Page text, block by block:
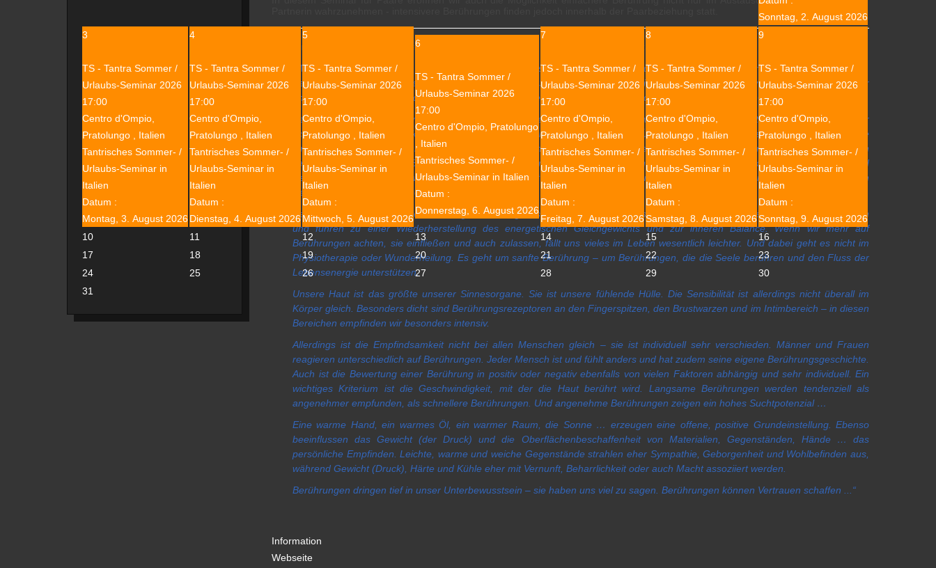
Sonntag, 2. August 2026
3
TS - Tantra Sommer /
Urlaubs-Seminar 2026
17:00
Centro d'Ompio,
Pratolungo , Italien
Tantrisches Sommer- /
Urlaubs-Seminar in
Italien
Datum :
Montag, 3. August 2026
4
TS - Tantra Sommer /
Urlaubs-Seminar 2026
17:00
Centro d'Ompio,
Pratolungo , Italien
Tantrisches Sommer- /
Urlaubs-Seminar in
Italien
Datum :
Dienstag, 4. August 2026
5
TS - Tantra Sommer /
Urlaubs-Seminar 2026
17:00
Centro d'Ompio,
Pratolungo , Italien
Tantrisches Sommer- /
Urlaubs-Seminar in
Italien
Datum :
Mittwoch, 5. August 2026
6
TS - Tantra Sommer /
Urlaubs-Seminar 2026
17:00
Centro d'Ompio, Pratolungo
, Italien
Tantrisches Sommer- /
Urlaubs-Seminar in Italien
Datum :
Donnerstag, 6. August 2026
7
TS - Tantra Sommer /
Urlaubs-Seminar 2026
17:00
Centro d'Ompio,
Pratolungo , Italien
Tantrisches Sommer- /
Urlaubs-Seminar in
Italien
Datum :
Freitag, 7. August 2026
8
TS - Tantra Sommer /
Urlaubs-Seminar 2026
17:00
Centro d'Ompio,
Pratolungo , Italien
Tantrisches Sommer- /
Urlaubs-Seminar in
Italien
Datum :
Samstag, 8. August 2026
9
TS - Tantra Sommer /
Urlaubs-Seminar 2026
17:00
Centro d'Ompio,
Pratolungo , Italien
Tantrisches Sommer- /
Urlaubs-Seminar in
Italien
Datum :
Sonntag, 9. August 2026
10
11 12 13 14 15
16
17
18 19 20 21 22
23
24
25 26 27 28 29
30
31
Zur Anregung einige Passagen aus:
„Wir alle brauchen Halt im Leben. Dieser Halt gibt uns Geborgenheit. Und nur wer berührt wird, kann auch gehalten werden.
Berührungen geben uns Halt in der Unendlichkeit des Seins – wir brauchen sie wie die Luft zum Atmen – sie sind die Basis für
unser seelisches Wohlbefinden. Es gibt keinen Menschen, der das Bedürfnis nach körperlicher Nähe und Geborgenheit nicht hat.
Berührung ist die erste Sprache, die wir lernen und sie bietet uns eine Fülle von Ausdrucksmöglichkeiten, die beim Gegenüber
schneller und intensiver ankommen, als jede andere Form der Verständigung. Über Berührung vermittelte Botschaften haben eine
direkte Wirkung – und während sich Gefühle nicht immer leicht in Worte fassen lassen, transportiert eine Berührung Emotionen
sehr zuverlässig. Und weil Berührungen an Bereichen unserer Seele rühren können, zu denen wir sonst kaum Zugang finden, sind
sie sehr mächtig. Oft sind wir uns dessen nicht bewusst – und deshalb treffen uns Gefühle, die durch Berührungen hervorgerufen
werden, oft völlig überraschend.
Berührungen wecken die Lebensenergie und bringen sie in Bewegung, in Fluss. Berührungen regen die Selbstheilungskräfte an
und führen zu einer Wiederherstellung des energetischen Gleichgewichts und zur inneren Balance. Wenn wir mehr auf
Berührungen achten, sie einfließen und auch zulassen, fällt uns vieles im Leben wesentlich leichter. Und dabei geht es nicht im
Physiotherapie oder Wunderheilung. Es geht um sanfte Berührung – um Berührungen, die die Seele berühren und den Fluss der
Lebensenergie unterstützen.
Unsere Haut ist das größte unserer Sinnesorgane. Sie ist unsere fühlende Hülle. Die Sensibilität ist allerdings nicht überall im
Körper gleich. Besonders dicht sind Berührungsrezeptoren an den Fingerspitzen, den Brustwarzen und im Intimbereich – in diesen
Bereichen empfinden wir besonders intensiv.
Allerdings ist die Empfindsamkeit nicht bei allen Menschen gleich – sie ist individuell sehr verschieden. Männer und Frauen
reagieren unterschiedlich auf Berührungen. Jeder Mensch ist und fühlt anders und hat zudem seine eigene Berührungsgeschichte.
Auch ist die Bewertung einer Berührung in positiv oder negativ ebenfalls von vielen Faktoren abhängig und sehr individuell. Ein
wichtiges Kriterium ist die Geschwindigkeit, mit der die Haut berührt wird. Langsame Berührungen werden tendenziell als
angenehmer empfunden, als schnellere Berührungen. Und angenehme Berührungen zeigen ein hohes Suchtpotenzial …
Eine warme Hand, ein warmes Öl, ein warmer Raum, die Sonne … erzeugen eine offene, positive Grundeinstellung. Ebenso
beeinflussen das Gewicht (der Druck) und die Oberflächenbeschaffenheit von Materialien, Gegenständen, Hände … das
persönliche Empfinden. Leichte, warme und weiche Gegenstände strahlen eher Sympathie, Geborgenheit und Wohlbefinden aus,
während Gewicht (Druck), Härte und Kühle eher mit Vernunft, Beharrlichkeit oder auch Macht assoziiert werden.
Berührungen dringen tief in unser Unterbewusstsein – sie haben uns viel zu sagen. Berührungen können Vertrauen schaffen ...“
Information
Webseite